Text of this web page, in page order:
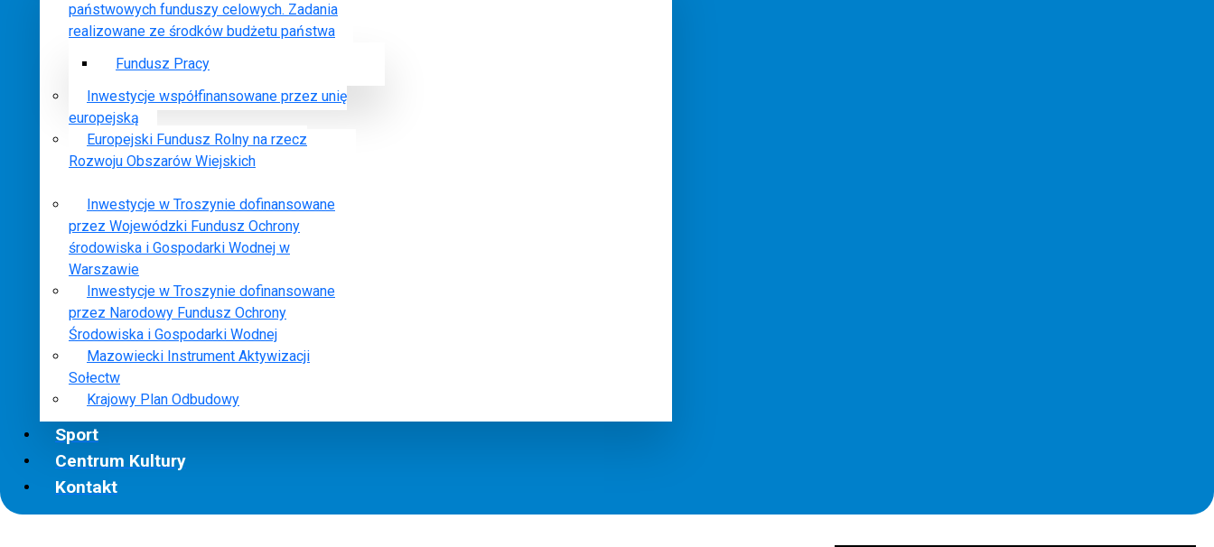
państwowych funduszy celowych. Zadania
realizowane ze środków budżetu państwa
Fundusz Pracy
Inwestycje współfinansowane przez unię
europejską
Europejski Fundusz Rolny na rzecz
Rozwoju Obszarów Wiejskich
Inwestycje w Troszynie dofinansowane
przez Wojewódzki Fundusz Ochrony
środowiska i Gospodarki Wodnej w
Warszawie
Inwestycje w Troszynie dofinansowane
przez Narodowy Fundusz Ochrony
Środowiska i Gospodarki Wodnej
Mazowiecki Instrument Aktywizacji
Sołectw
Krajowy Plan Odbudowy
Sport
Centrum Kultury
Kontakt